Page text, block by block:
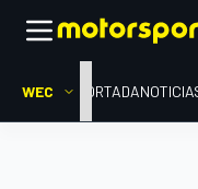
WEC PORTADA